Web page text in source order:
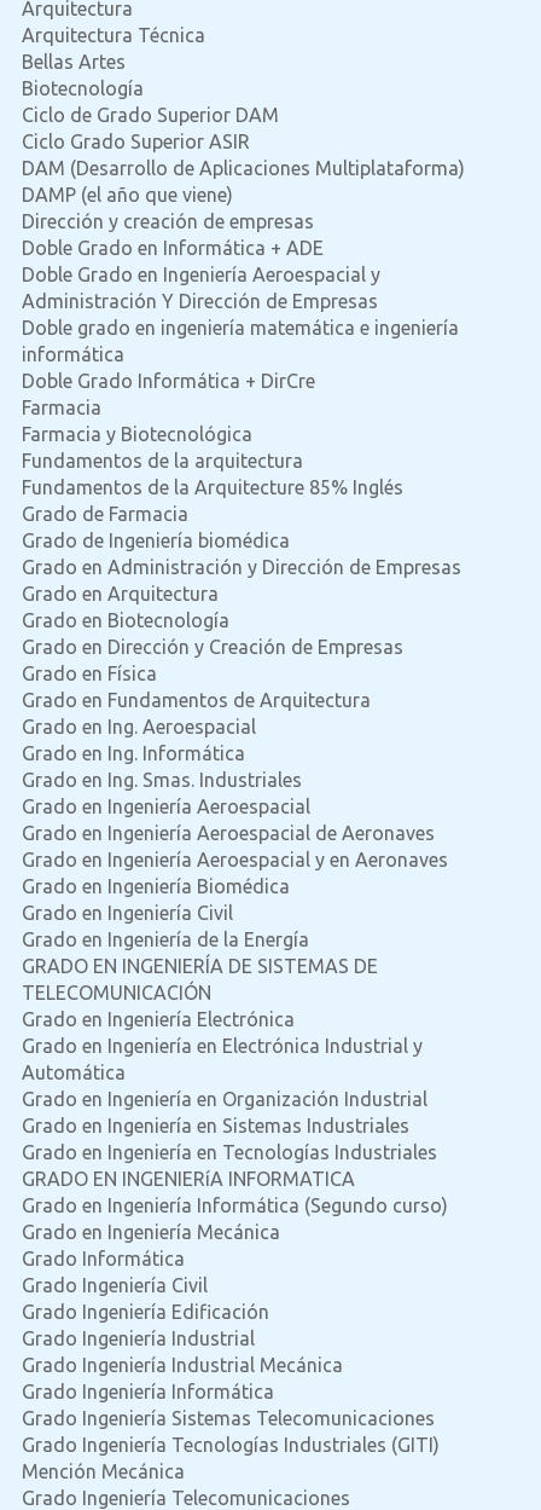
Arquitectura
Arquitectura Técnica
Bellas Artes
Biotecnología
Ciclo de Grado Superior DAM
Ciclo Grado Superior ASIR
DAM (Desarrollo de Aplicaciones Multiplataforma)
DAMP (el año que viene)
Dirección y creación de empresas
Doble Grado en Informática + ADE
Doble Grado en Ingeniería Aeroespacial y
Administración Y Dirección de Empresas
Doble grado en ingeniería matemática e ingeniería
informática
Doble Grado Informática + DirCre
Farmacia
Farmacia y Biotecnológica
Fundamentos de la arquitectura
Fundamentos de la Arquitecture 85% Inglés
Grado de Farmacia
Grado de Ingeniería biomédica
Grado en Administración y Dirección de Empresas
Grado en Arquitectura
Grado en Biotecnología
Grado en Dirección y Creación de Empresas
Grado en Física
Grado en Fundamentos de Arquitectura
Grado en Ing. Aeroespacial
Grado en Ing. Informática
Grado en Ing. Smas. Industriales
Grado en Ingeniería Aeroespacial
Grado en Ingeniería Aeroespacial de Aeronaves
Grado en Ingeniería Aeroespacial y en Aeronaves
Grado en Ingeniería Biomédica
Grado en Ingeniería Civil
Grado en Ingeniería de la Energía
GRADO EN INGENIERÍA DE SISTEMAS DE
TELECOMUNICACIÓN
Grado en Ingeniería Electrónica
Grado en Ingeniería en Electrónica Industrial y
Automática
Grado en Ingeniería en Organización Industrial
Grado en Ingeniería en Sistemas Industriales
Grado en Ingeniería en Tecnologías Industriales
GRADO EN INGENIERíA INFORMATICA
Grado en Ingeniería Informática (Segundo curso)
Grado en Ingeniería Mecánica
Grado Informática
Grado Ingeniería Civil
Grado Ingeniería Edificación
Grado Ingeniería Industrial
Grado Ingeniería Industrial Mecánica
Grado Ingeniería Informática
Grado Ingeniería Sistemas Telecomunicaciones
Grado Ingeniería Tecnologías Industriales (GITI)
Mención Mecánica
Grado Ingeniería Telecomunicaciones